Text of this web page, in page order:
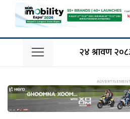
२४ श्रावण